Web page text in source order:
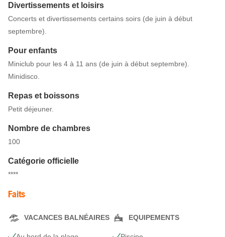
Divertissements et loisirs
Concerts et divertissements certains soirs (de juin à début
septembre).
Pour enfants
Miniclub pour les 4 à 11 ans (de juin à début septembre).
Minidisco.
Repas et boissons
Petit déjeuner.
Nombre de chambres
100
Catégorie officielle
****
Faits
VACANCES BALNÉAIRES EQUIPEMENTS